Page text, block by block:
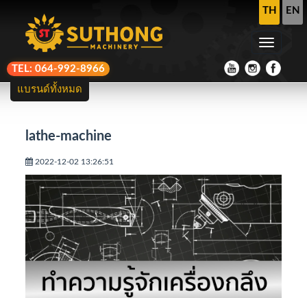
TH EN
TEL: 064-992-8966
แบรนด์ทั้งหมด
lathe-machine
2022-12-02 13:26:51